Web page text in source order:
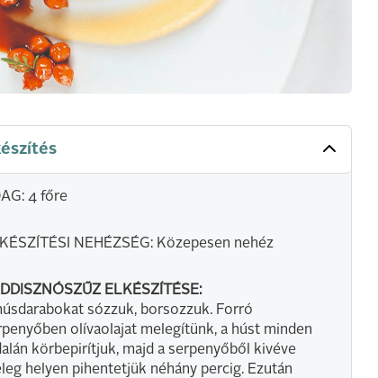
4 főre
NEHÉZSÉG: Közepesen nehéz
ELKÉSZÍTÉSE:
sózzuk, borsozzuk. Forró
olívaolajat melegítünk, a húst minden
körbepirítjuk, majd a serpenyőből kivéve
helyen pihentetjük néhány percig. Ezután